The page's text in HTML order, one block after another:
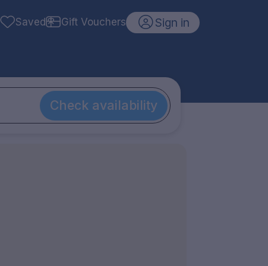
Saved Gift Vouchers Sign in
Check availability